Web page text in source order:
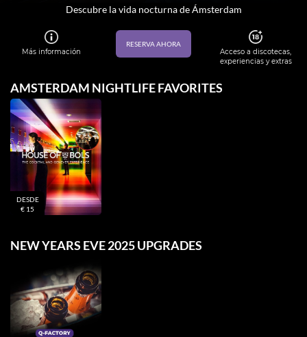
Descubre la vida nocturna de Ámsterdam
RESERVA AHORA
Más información
Acceso a discotecas,
experiencias y extras
AMSTERDAM NIGHTLIFE FAVORITES
DESDE
€ 15
NEW YEARS EVE 2025 UPGRADES